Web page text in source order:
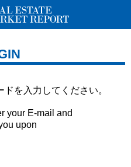
ドを 入力してください。
your E-mail and
upon